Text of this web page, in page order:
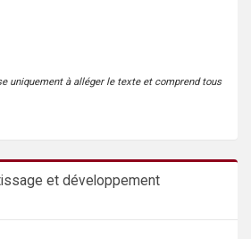
uniquement à alléger le texte et comprend tous
et développement